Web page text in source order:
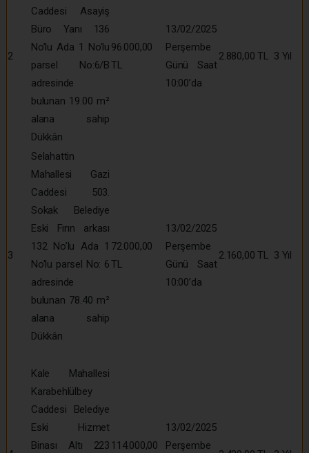
2
Caddesi Asayiş
Büro Yanı 136
No’lu Ada 1 No’lu
parsel No:6/B
adresinde
bulunan 19.00 m²
alana sahip
Dükkân
96.000,00
TL
13/02/2025
Perşembe
Günü Saat
10:00’da
2.880,00 TL 3 Yıl
3
Selahattin
Mahallesi Gazi
Caddesi 503.
Sokak Belediye
Eski Fırın arkası
132 No’lu Ada 1
No’lu parsel No: 6
adresinde
bulunan 78.40 m²
alana sahip
Dükkân
72.000,00
TL
13/02/2025
Perşembe
Günü Saat
10:00’da
2.160,00 TL 3 Yıl
Kale Mahallesi
Karabehlülbey
Caddesi Belediye
Eski Hizmet
Binası Altı 223 114.000,00
13/02/2025
Perşembe